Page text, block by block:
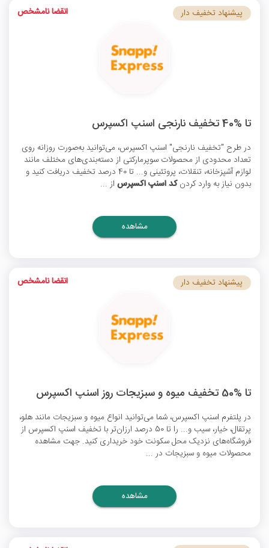
تا %40 تخفیف نارنجی اسنپ اکسپرس
در طرح "تخفیف نارنجی" اسنپ اکسپرس، می‌توانید به‌صورت روزانه روی
تعداد محدودی از محصولات سوپرمارکتی از دسته‌بندی‌های مختلف مانند
لوازم آشپزخانه، تنقلات، پروتئینی و... تا 40 درصد تخفیف دریافت کنید و
بدون نیاز به وارد کردنکد اسنپ اکسپرس از ...
پیشنهاد تخفیف دار انقضا نامشخص
مشاهده
تا %50 تخفیف میوه و سبزیجات روز اسنپ اکسپرس
در پلتفرم اسنپ اکسپرس، شما می‌توانید انواع میوه و سبزیجات مانند هلو،
پرتقال، خیار، سیب و... را تا 50 درصد ارزان‌تر با
تخفیف اسنپ اکسپرس از
فروشگاه‌های نزدیک محل سکونت خود خریداری کنید. جهت مشاهده
محصولات میوه و سبزیجات در ...
پیشنهاد تخفیف دار انقضا نامشخص
مشاهده